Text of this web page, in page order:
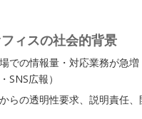
ィスの社会的背景
での情報量・対応業務が急増
SNS広報）
らの透明性要求、説明責任